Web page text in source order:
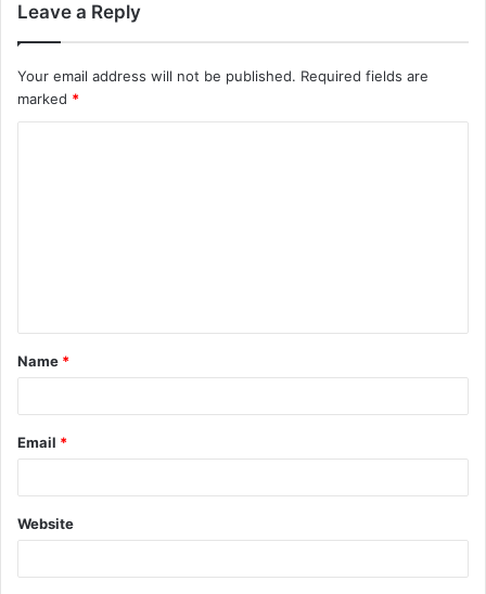
Leave a Reply
Your email address will not be published. Required fields are
marked *
Name *
Email *
Website